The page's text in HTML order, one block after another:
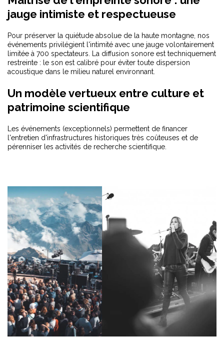
jauge intimiste et respectueuse
Pour préserver la quiétude absolue de la haute montagne, nos
événements privilégient l'intimité avec une jauge volontairement
limitée à 700 spectateurs. La diffusion sonore est techniquement
restreinte : le son est calibré pour éviter toute dispersion
acoustique dans le milieu naturel environnant.
Un modèle vertueux entre culture et
patrimoine scientifique
Les événements (exceptionnels) permettent de financer
l'entretien d'infrastructures historiques très coûteuses et de
pérenniser les activités de recherche scientifique.